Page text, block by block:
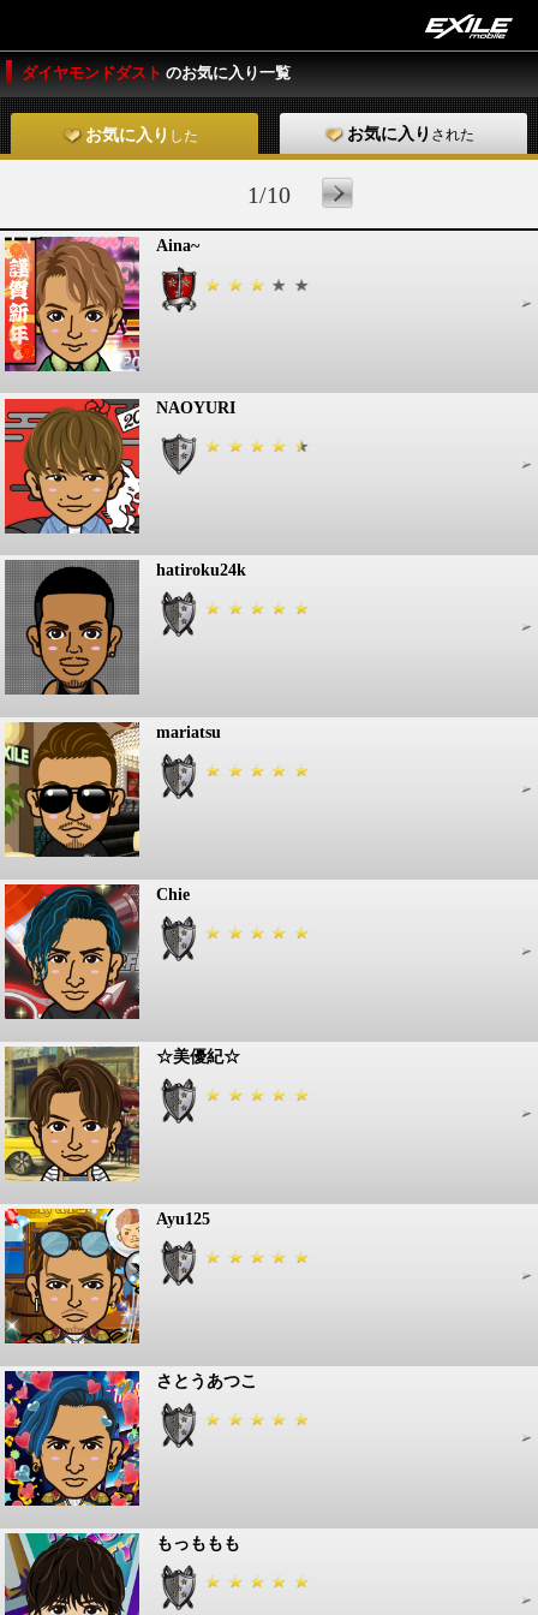
ダイヤモンドダスト のお気に入り一覧
お気に入り した お気に入り された
1/10
Aina~
NAOYURI
hatiroku24k
mariatsu
Chie
☆美優紀☆
Ayu125
さとうあつこ
もっももも